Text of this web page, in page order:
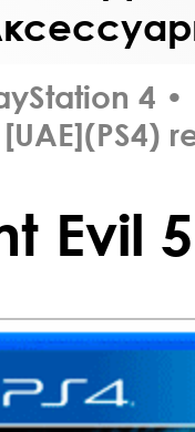
4 •
Evil